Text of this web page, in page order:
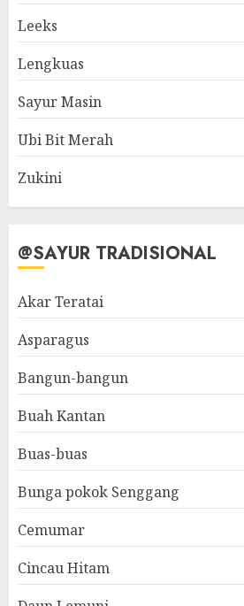
Leeks
Lengkuas
Sayur Masin
Ubi Bit Merah
Zukini
@SAYUR TRADISIONAL
Akar Teratai
Asparagus
Bangun-bangun
Buah Kantan
Buas-buas
Bunga pokok Senggang
Cemumar
Cincau Hitam